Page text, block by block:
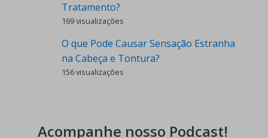
Tratamento?
169 visualizações
O que Pode Causar Sensação Estranha
na Cabeça e Tontura?
156 visualizações
Acompanhe nosso Podcast!